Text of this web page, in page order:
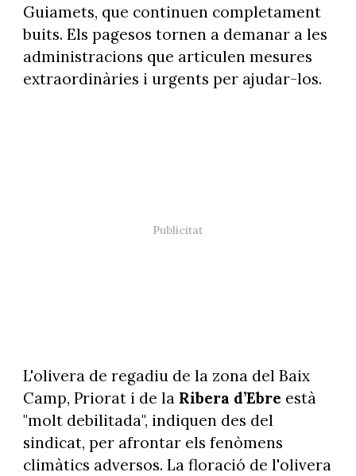
Guiamets, que continuen completament
buits. Els pagesos tornen a demanar a les
administracions que articulen mesures
extraordinàries i urgents per ajudar-los.
L'olivera de regadiu de la zona del Baix
Camp, Priorat i de la Ribera d’Ebre està
"molt debilitada", indiquen des del
sindicat, per afrontar els fenòmens
climàtics adversos. La floració de l'olivera